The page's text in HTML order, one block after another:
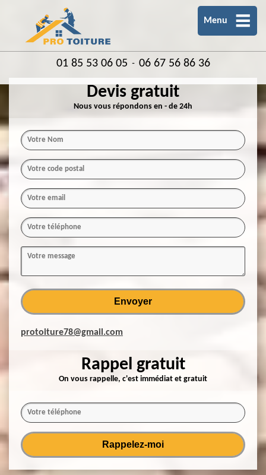
Menu
01 85 53 06 05 - 06 67 56 86 36
Devis gratuit
Nous vous répondons en - de 24h
protoiture78@gmail.com
Rappel gratuit
On vous rappelle, c'est immédiat et gratuit